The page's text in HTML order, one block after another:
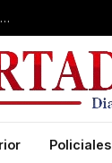
Juicio por Loan: la falsa alarma, Soria obstaculizando una diligencia y el hotel de la «banda»:
Policiales